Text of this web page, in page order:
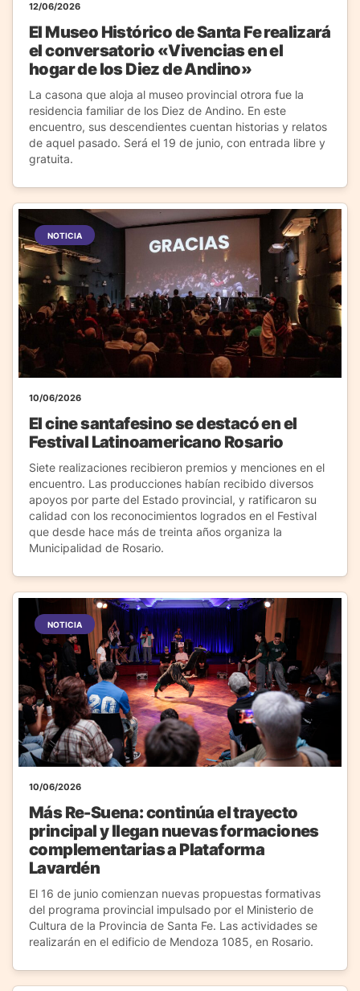
12/06/2026
El Museo Histórico de Santa Fe realizará
el conversatorio «Vivencias en el
hogar de los Diez de Andino»
La casona que aloja al museo provincial otrora fue la
residencia familiar de los Diez de Andino. En este
encuentro, sus descendientes cuentan historias y relatos
de aquel pasado. Será el 19 de junio, con entrada libre y
gratuita.
NOTICIA
10/06/2026
El cine santafesino se destacó en el
Festival Latinoamericano Rosario
Siete realizaciones recibieron premios y menciones en el
encuentro. Las producciones habían recibido diversos
apoyos por parte del Estado provincial, y ratificaron su
calidad con los reconocimientos logrados en el Festival
que desde hace más de treinta años organiza la
Municipalidad de Rosario.
NOTICIA
10/06/2026
Más Re-Suena: continúa el trayecto
principal y llegan nuevas formaciones
complementarias a Plataforma
Lavardén
El 16 de junio comienzan nuevas propuestas formativas
del programa provincial impulsado por el Ministerio de
Cultura de la Provincia de Santa Fe. Las actividades se
realizarán en el edificio de Mendoza 1085, en Rosario.